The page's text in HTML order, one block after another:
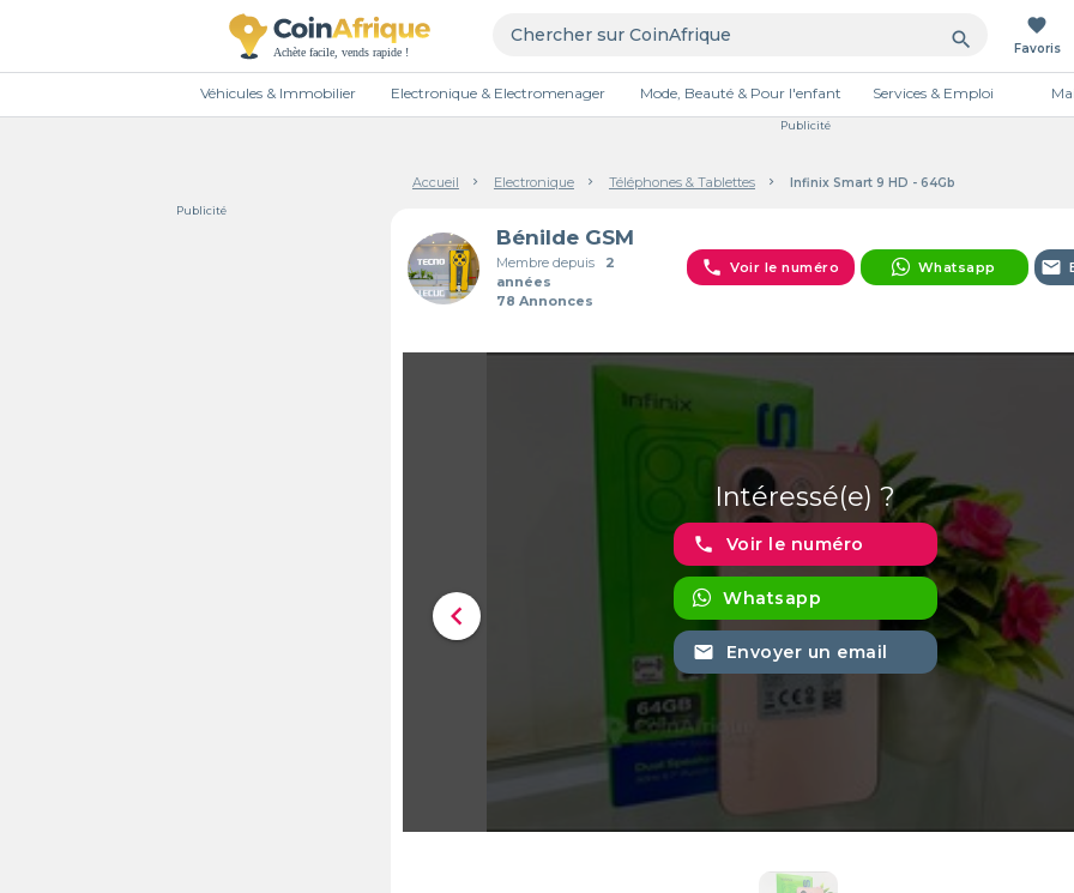
search
favorite
Favoris
Véhicules & Immobilier Electronique & Electromenager Mode, Beauté & Pour l'enfant Services & Emploi
Publicité
Accueil Electronique Téléphones & Tablettes Infinix Smart 9 HD - 64Gb
Publicité
Bénilde GSM
Membre depuis2
années
78 Annonces
phone Voir le numéro Whatsapp email
chevron_left
Intéressé(e) ?
phone Voir le numéro
Whatsapp
email Envoyer un email